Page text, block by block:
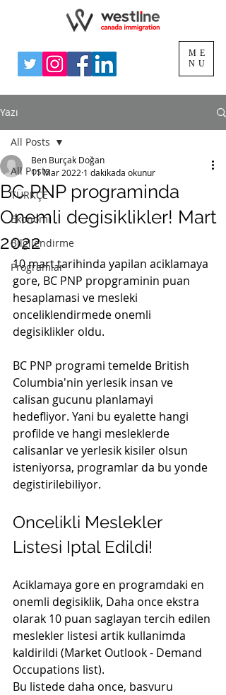
ME
NU
Yazı
All Posts
TÜRKÇE
Ekonomi
Bilgilendirme
Programlar
All Posts
BC PNP programinda
Onemli degisiklikler! Mart
2022
Ben Burçak Doğan
11 Mar 2022 1 dakikada okunur
10 mart tarihinda yapilan aciklamaya
gore, BC PNP propgraminin puan
hesaplamasi ve mesleki
onceliklendirmede onemli
degisiklikler oldu.
BC PNP programi temelde British
Columbia'nin yerlesik insan ve
calisan gucunu planlamayi
hedefliyor. Yani bu eyalette hangi
profilde ve hangi mesleklerde
calisanlar ve yerlesik kisiler olsun
isteniyorsa, programlar da bu yonde
degistirilebiliyor.
Oncelikli Meslekler
Listesi Iptal Edildi!
Aciklamaya gore en programdaki en
onemli degisiklik, Daha once ekstra
olarak 10 puan saglayan tercih edilen
meslekler listesi artik kullanimda
kaldirildi (Market Outlook - Demand
Occupations list).
Bu listede daha once, basvuru